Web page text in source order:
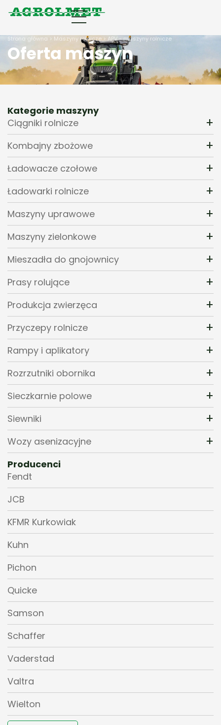
Strona główna > Maszyny rolnicze > APV - maszyny rolnicze
Oferta maszyn
Kategorie maszyny
Ciągniki rolnicze
+
Kombajny zbożowe +
Ładowacze czołowe +
Ładowarki rolnicze +
Maszyny uprawowe +
Maszyny zielonkowe +
Mieszadła do gnojownicy +
Prasy rolujące +
Produkcja zwierzęca +
Przyczepy rolnicze +
Rampy i aplikatory +
Rozrzutniki obornika +
Sieczkarnie polowe +
Siewniki +
Wozy asenizacyjne +
Producenci
Fendt
JCB
KFMR Kurkowiak
Kuhn
Pichon
Quicke
Samson
Schaffer
Vaderstad
Valtra
Wielton